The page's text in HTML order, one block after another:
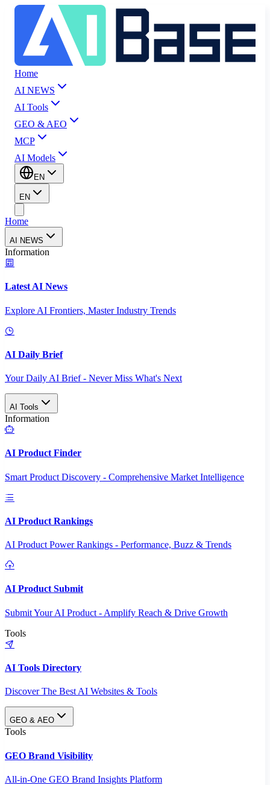
Home
AI NEWS
AI Tools
GEO & AEO
MCP
AI Models
EN
EN
Home
AI NEWS
Information
Latest AI News
Explore AI Frontiers, Master Industry Trends
AI Daily Brief
Your Daily AI Brief - Never Miss What's Next
AI Tools
Information
AI Product Finder
Smart Product Discovery - Comprehensive Market Intelligence
AI Product Rankings
AI Product Power Rankings - Performance, Buzz & Trends
AI Product Submit
Submit Your AI Product - Amplify Reach & Drive Growth
Tools
AI Tools Directory
Discover The Best AI Websites & Tools
GEO & AEO
Tools
GEO Brand Visibility
All-in-One GEO Brand Insights Platform